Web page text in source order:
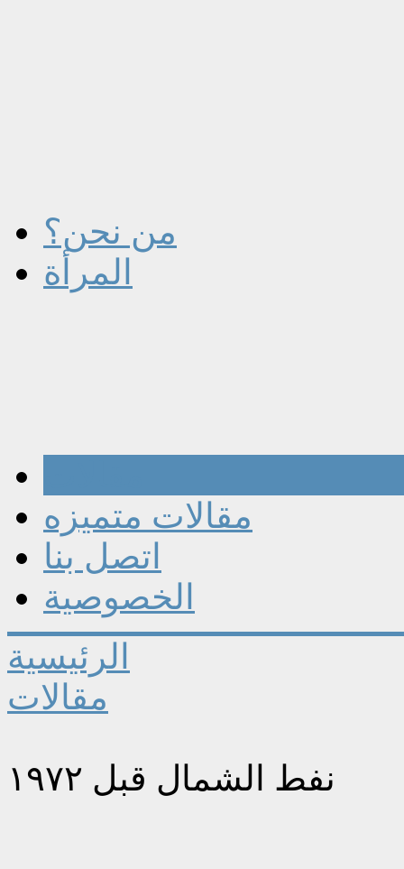
من نحن؟
المرأة
مقالات متميزه
اتصل بنا
الخصوصية
الرئيسية
مقالات
نفط الشمال قبل ١٩٧٢